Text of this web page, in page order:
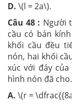
D. \(l = 2a\).
Câu 48 : Người
cầu có bán
khối cầu đều
nón, hai khối
xúc với đáy
hình nón đã cho.
A. \(r =